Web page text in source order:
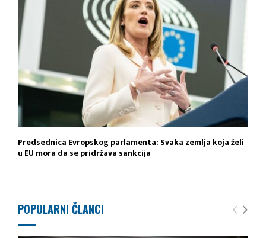
Predsednica Evropskog parlamenta: Svaka zemlja koja želi
u EU mora da se pridržava sankcija
POPULARNI ČLANCI